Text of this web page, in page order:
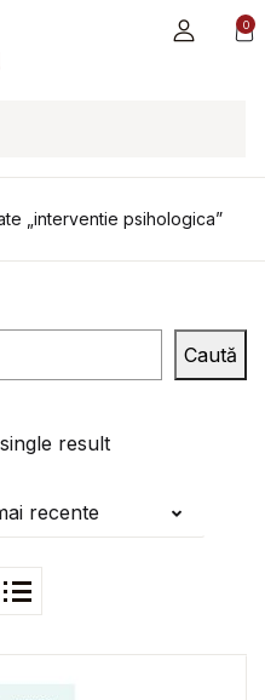
0
„interventie psihologica”
Caută
result
recente